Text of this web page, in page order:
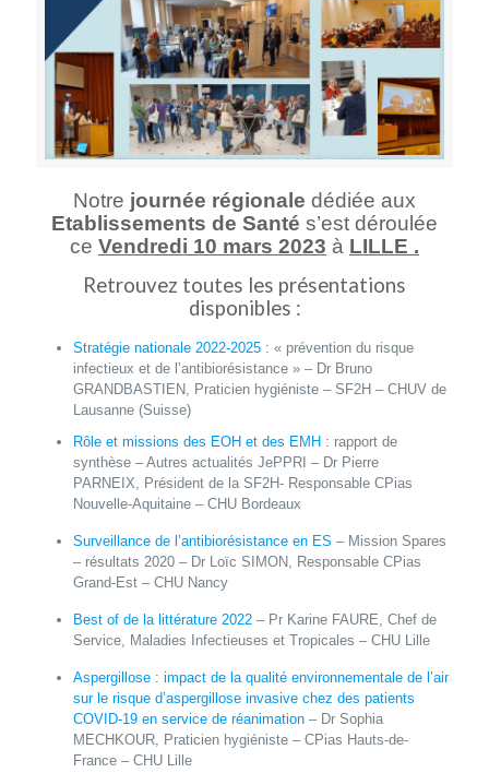
Notre journée régionale dédiée aux
Etablissements de Santé s’est déroulée
ce Vendredi 10 mars 2023 à LILLE .
Retrouvez toutes les présentations
disponibles :
Stratégie nationale 2022-2025 : « prévention du risque
infectieux et de l’antibiorésistance » – Dr Bruno
GRANDBASTIEN, Praticien hygiéniste – SF2H – CHUV de
Lausanne (Suisse)
Rôle et missions des EOH et des EMH : rapport de
synthèse – Autres actualités JePPRI – Dr Pierre
PARNEIX, Président de la SF2H- Responsable CPias
Nouvelle-Aquitaine – CHU Bordeaux
Surveillance de l’antibiorésistance en ES – Mission Spares
– résultats 2020 – Dr Loïc SIMON, Responsable CPias
Grand-Est – CHU Nancy
Best of de la littérature 2022– Pr Karine FAURE, Chef de
Service, Maladies Infectieuses et Tropicales – CHU Lille
Aspergillose : impact de la qualité environnementale de l’air
sur le risque d’aspergillose invasive chez des patients
COVID-19 en service de réanimation– Dr Sophia
MECHKOUR, Praticien hygiéniste – CPias Hauts-de-
France – CHU Lille